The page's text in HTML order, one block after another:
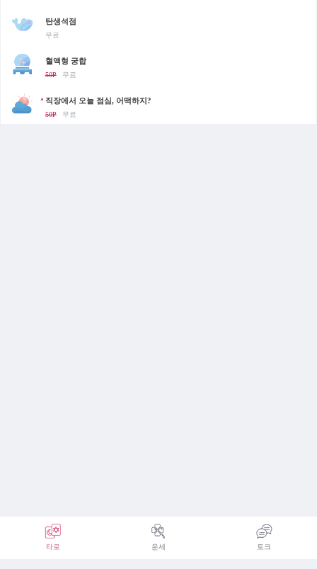
타로 운세 토크
탄생석점
무료
혈액형 궁합
50P 무료
직장에서 오늘 점심, 어떡하지?
50P 무료